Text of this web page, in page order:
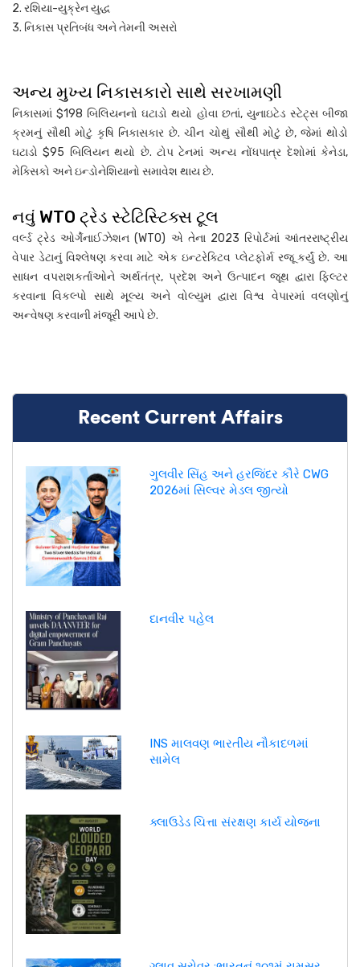
2. રશિયા-યુક્રેન યુદ્ધ
3. નિકાસ પ્રતિબંધ અને તેમની અસરો
અન્ય મુખ્ય નિકાસકારો સાથે સરખામણી
નિકાસમાં $198 બિલિયનનો ઘટાડો થયો હોવા છતાં, યુનાઇટેડ સ્ટેટ્સ બીજા
ક્રમનું સૌથી મોટું કૃષિ નિકાસકાર છે. ચીન ચોથું સૌથી મોટું છે, જેમાં થોડો
ઘટાડો $95 બિલિયન થયો છે. ટોપ ટેનમાં અન્ય નોંધપાત્ર દેશોમાં કેનેડા,
મેક્સિકો અને ઇન્ડોનેશિયાનો સમાવેશ થાય છે.
નવું WTO ટ્રેડ સ્ટેટિસ્ટિક્સ ટૂલ
વર્લ્ડ ટ્રેડ ઓર્ગેનાઈઝેશન (WTO) એ તેના 2023 રિપોર્ટમાં આંતરરાષ્ટ્રીય
વેપાર ડેટાનું વિશ્લેષણ કરવા માટે એક ઇન્ટરેક્ટિવ પ્લેટફોર્મ રજૂ કર્યું છે. આ
સાધન વપરાશકર્તાઓને અર્થતંત્ર, પ્રદેશ અને ઉત્પાદન જૂથ દ્વારા ફિલ્ટર
કરવાના વિકલ્પો સાથે મૂલ્ય અને વોલ્યુમ દ્વારા વિશ્વ વેપારમાં વલણોનું
અન્વેષણ કરવાની મંજૂરી આપે છે.
Recent Current Affairs
ગુલવીર સિંહ અને હરજિંદર કૌરે CWG
2026માં સિલ્વર મેડલ જીત્યો
દાનવીર પહેલ
INS માલવણ ભારતીય નૌકાદળમાં
સામેલ
ક્લાઉડેડ ચિત્તા સંરક્ષણ કાર્ય યોજના